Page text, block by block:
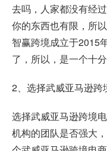
去吗，人家都没有经
你的东西也有限，所
智赢跨境成立于2015
了，所以，是一个十分
2、选择武威亚马逊跨
选择武威亚马逊跨境
机构的团队是否强大